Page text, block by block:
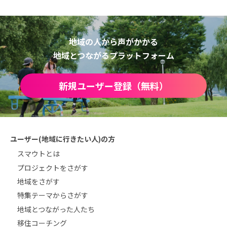
地域の人から声がかかる
地域とつながるプラットフォーム
新規ユーザー登録（無料）
ユーザー(地域に行きたい人)の方
スマウトとは
プロジェクトをさがす
地域をさがす
特集テーマからさがす
地域とつながった人たち
移住コーチング